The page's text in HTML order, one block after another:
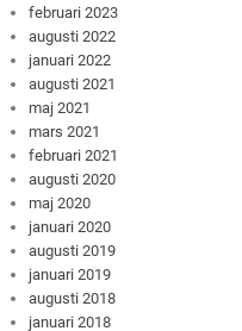
februari 2023
augusti 2022
januari 2022
augusti 2021
maj 2021
mars 2021
februari 2021
augusti 2020
maj 2020
januari 2020
augusti 2019
januari 2019
augusti 2018
januari 2018